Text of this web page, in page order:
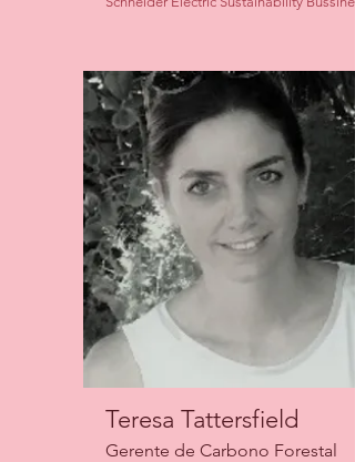
Teresa Tattersfield
Gerente de Carbono Forestal